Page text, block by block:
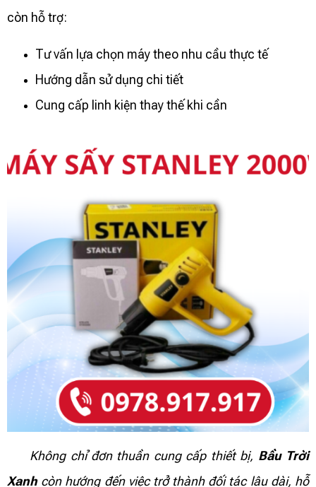
còn hỗ trợ:
Tư vấn lựa chọn máy theo nhu cầu thực tế
Hướng dẫn sử dụng chi tiết
Cung cấp linh kiện thay thế khi cần
Không chỉ đơn thuần cung cấp thiết bị, Bầu Trời
Xanhcòn hướng đến việc trở thành đối tác lâu dài, hỗ